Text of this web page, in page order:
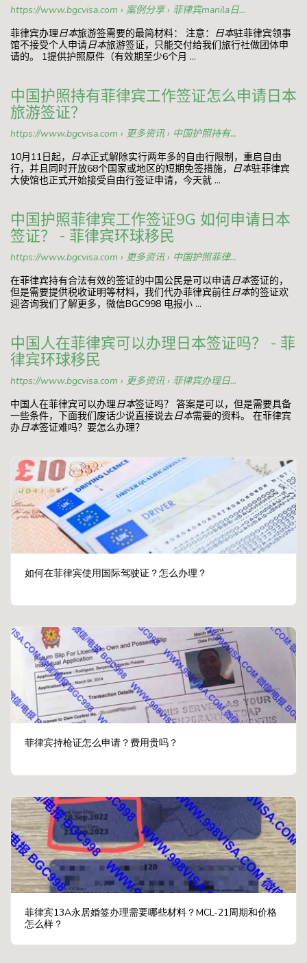
https://www.bgcvisa.com › 案例分享 › 菲律宾manila日...
菲律宾办理日本旅游签需要的最简材料： 注意： 日本驻菲律宾领事
馆不接受个人申请日本旅游签证，只能交付给我们旅行社做团体申
请的。 1提供护照原件（有效期至少6个月 ...
中国护照持有菲律宾工作签证怎么申请日本
旅游签证？
https://www.bgcvisa.com › 更多资讯 › 中国护照持有...
10月11日起， 日本正式解除实行两年多的自由行限制，重启自由
行，并且同时开放68个国家或地区的短期免签措施， 日本驻菲律宾
大使馆也正式开始接受自由行签证申请，今天就 ...
中国护照菲律宾工作签证9G 如何申请日本
签证？ - 菲律宾环球移民
https://www.bgcvisa.com › 更多资讯 › 中国护照菲律...
在菲律宾持有合法有效的签证的中国公民是可以申请日本签证的，
但是需要提供税收证明等材料，我们代办菲律宾前往日本的签证欢
迎咨询我们了解更多，微信BGC998 电报小 ...
中国人在菲律宾可以办理日本签证吗？ - 菲
律宾环球移民
https://www.bgcvisa.com › 更多资讯 › 菲律宾办理日...
中国人在菲律宾可以办理日本签证吗？ 答案是可以，但是需要具备
一些条件，下面我们废话少说直接说去日本需要的资料。 在菲律宾
办日本签证难吗？要怎么办理？
如何在菲律宾使用国际驾驶证？怎么办理？
菲律宾持枪证怎么申请？费用贵吗？
菲律宾13A永居婚签办理需要哪些材料？MCL-21周期和价格
怎么样？